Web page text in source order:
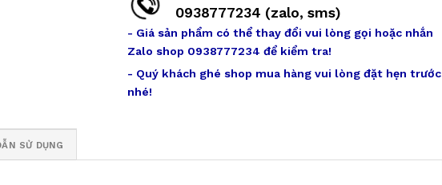
0938777234 (zalo, sms)
- Giá sản phẩm có thể thay đổi vui lòng gọi hoặc nhắn
Zalo shop 0938777234 để kiểm tra!
- Quý khách ghé shop mua hàng vui lòng đặt hẹn trước
nhé!
SỬ DỤNG